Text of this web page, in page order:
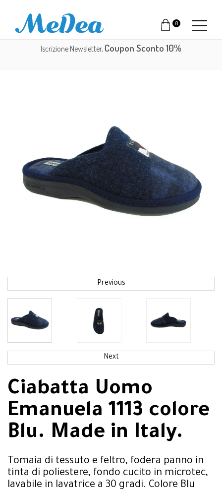
0
Iscrizione Newsletter, Coupon Sconto 10%
Previous
Next
Ciabatta Uomo
Emanuela 1113 colore
Blu. Made in Italy.
Tomaia di tessuto e feltro, fodera panno in
tinta di poliestere, fondo cucito in microtec,
lavabile in lavatrice a 30 gradi. Colore Blu